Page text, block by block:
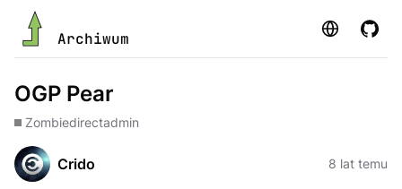
Archiwum Strona
OGP Pear
Zombiedirectadmin
Crido 8 lat temu